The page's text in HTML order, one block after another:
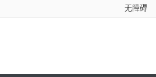
无障碍